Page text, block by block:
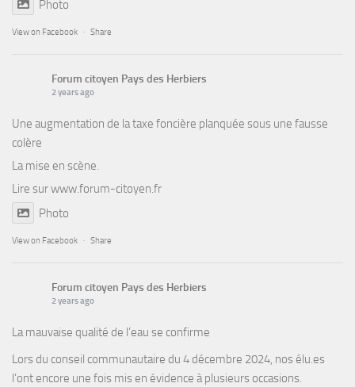
Photo
View on Facebook · Share
Forum citoyen Pays des Herbiers
2 years ago
Une augmentation de la taxe foncière planquée sous une fausse
colère
La mise en scène.
Lire surwww.forum-citoyen.fr
Photo
View on Facebook · Share
Forum citoyen Pays des Herbiers
2 years ago
La mauvaise qualité de l’eau se confirme
Lors du conseil communautaire du 4 décembre 2024, nos élu.es
l’ont encore une fois mis en évidence à plusieurs occasions.